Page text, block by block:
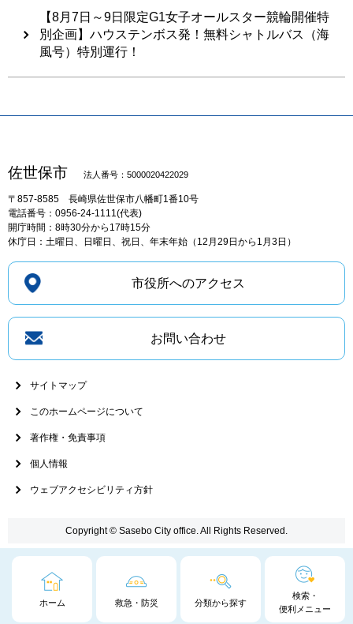
ホーム 救急・防災 分類から探す
検索・
便利メニュー
【8月7日～9日限定G1女子オールスター競輪開催特
別企画】ハウステンボス発！無料シャトルバス（海
風号）特別運行！
佐世保市 法人番号：5000020422029
〒857-8585 長崎県佐世保市八幡町1番10号
電話番号：0956-24-1111(代表)
開庁時間：8時30分から17時15分
休庁日：土曜日、日曜日、祝日、年末年始（12月29日から1月3日）
市役所へのアクセス
お問い合わせ
サイトマップ
このホームページについて
著作権・免責事項
個人情報
ウェブアクセシビリティ方針
Copyright © Sasebo City office. All Rights Reserved.